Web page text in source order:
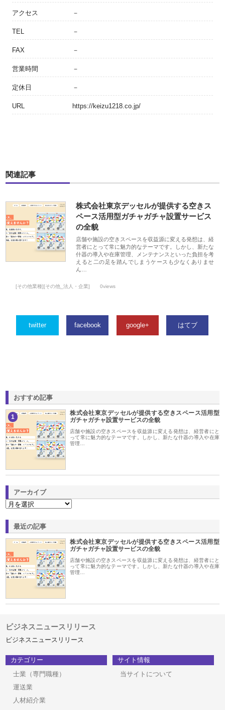
アクセス －
TEL －
FAX －
営業時間 －
定休日 －
URL https://keizu1218.co.jp/
関連記事
株式会社東京デッセルが提供する空きス
ペース活用型ガチャガチャ設置サービス
の全貌
店舗や施設の空きスペースを収益源に変える発想は、経
営者にとって常に魅力的なテーマです。しかし、新たな
什器の導入や在庫管理、メンテナンスといった負担を考
えると二の足を踏んでしまうケースも少なくありませ
ん…
[その他業種][その他_法人・企業] 0views
twitter facebook google+ はてブ
おすすめ記事
1
株式会社東京デッセルが提供する空きスペース活用型
ガチャガチャ設置サービスの全貌
店舗や施設の空きスペースを収益源に変える発想は、経営者にと
って常に魅力的なテーマです。しかし、新たな什器の導入や在庫
管理…
アーカイブ
最近の記事
株式会社東京デッセルが提供する空きスペース活用型
ガチャガチャ設置サービスの全貌
店舗や施設の空きスペースを収益源に変える発想は、経営者にと
って常に魅力的なテーマです。しかし、新たな什器の導入や在庫
管理…
ビジネスニュースリリース
ビジネスニュースリリース
カテゴリー
士業（専門職種）
運送業
人材紹介業
サイト情報
当サイトについて